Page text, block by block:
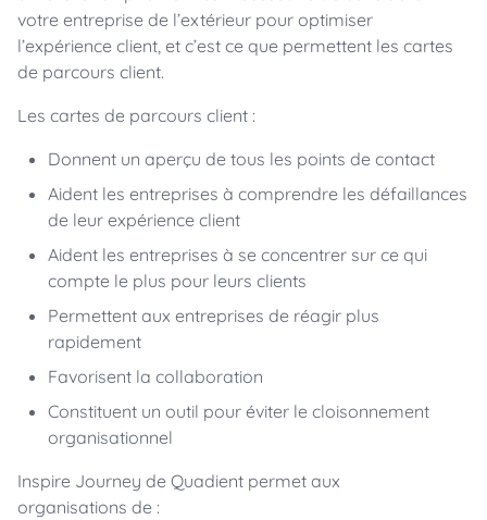
votre entreprise de l’extérieur pour optimiser
l’expérience client, et c’est ce que permettent les cartes
de parcours client.
Les cartes de parcours client :
Donnent un aperçu de tous les points de contact
Aident les entreprises à comprendre les défaillances
de leur expérience client
Aident les entreprises à se concentrer sur ce qui
compte le plus pour leurs clients
Permettent aux entreprises de réagir plus
rapidement
Favorisent la collaboration
Constituent un outil pour éviter le cloisonnement
organisationnel
Inspire Journey de Quadient permet aux
organisations de :